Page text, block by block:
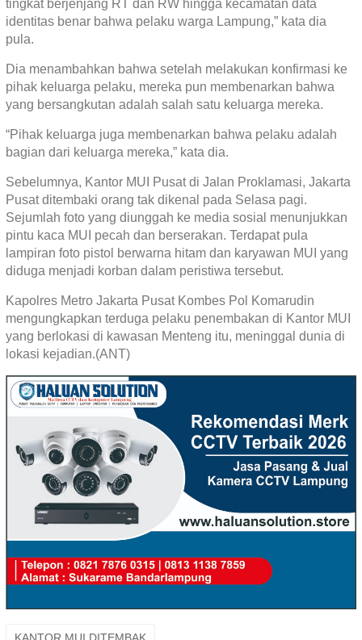
tingkat berjenjang RT dan RW hingga kecamatan data
identitas benar bahwa pelaku warga Lampung,” kata dia
pula.
Dia menambahkan bahwa setelah melakukan konfirmasi ke
pihak keluarga pelaku, mereka pun membenarkan bahwa
yang bersangkutan adalah salah satu keluarga mereka.
“Pihak keluarga juga membenarkan bahwa pelaku adalah
bagian dari keluarga mereka,” kata dia.
Sebelumnya, Kantor MUI Pusat di Jalan Proklamasi, Jakarta
Pusat ditembaki orang tak dikenal pada Selasa pagi.
Sejumlah foto yang diunggah ke media sosial menunjukkan
pintu kaca MUI pecah dan berserakan. Terdapat pula
lampiran foto pistol berwarna hitam dan karyawan MUI yang
diduga menjadi korban dalam peristiwa tersebut.
Kapolres Metro Jakarta Pusat Kombes Pol Komarudin
mengungkapkan terduga pelaku penembakan di Kantor MUI
yang berlokasi di kawasan Menteng itu, meninggal dunia di
lokasi kejadian.(ANT)
KANTOR MUI DITEMBAK